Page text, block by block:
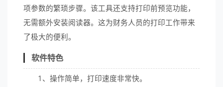
项参数的繁琐步骤。该工具还支持打印前预览功能，
无需额外安装阅读器。这为财务人员的打印工作带来
了极大的便利。
软件特色
1、操作简单，打印速度非常快。